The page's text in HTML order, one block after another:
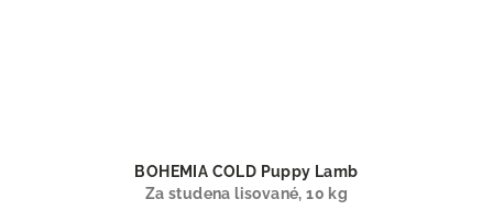
BOHEMIA COLD Puppy Lamb
Za studena lisované, 10 kg